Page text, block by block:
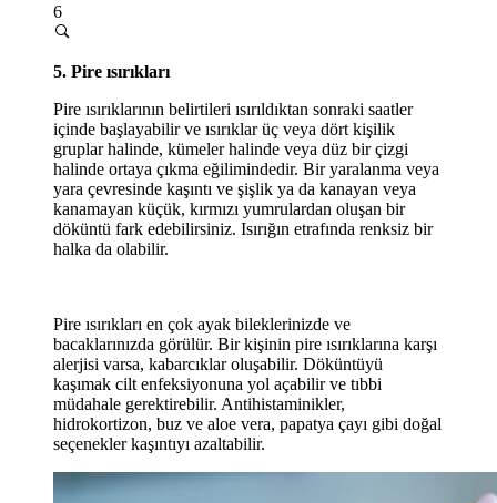
6
5. Pire ısırıkları
Pire ısırıklarının belirtileri ısırıldıktan sonraki saatler
içinde başlayabilir ve ısırıklar üç veya dört kişilik
gruplar halinde, kümeler halinde veya düz bir çizgi
halinde ortaya çıkma eğilimindedir. Bir yaralanma veya
yara çevresinde kaşıntı ve şişlik ya da kanayan veya
kanamayan küçük, kırmızı yumrulardan oluşan bir
döküntü fark edebilirsiniz. Isırığın etrafında renksiz bir
halka da olabilir.
Pire ısırıkları en çok ayak bileklerinizde ve
bacaklarınızda görülür. Bir kişinin pire ısırıklarına karşı
alerjisi varsa, kabarcıklar oluşabilir. Döküntüyü
kaşımak cilt enfeksiyonuna yol açabilir ve tıbbi
müdahale gerektirebilir. Antihistaminikler,
hidrokortizon, buz ve aloe vera, papatya çayı gibi doğal
seçenekler kaşıntıyı azaltabilir.